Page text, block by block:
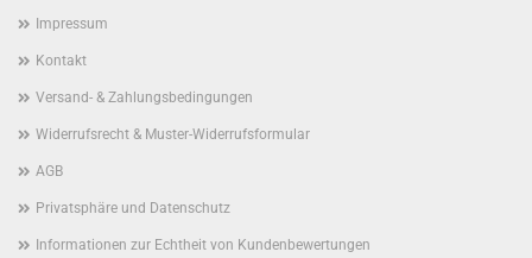
Impressum
Kontakt
Versand- & Zahlungsbedingungen
Widerrufsrecht & Muster-Widerrufsformular
AGB
Privatsphäre und Datenschutz
Informationen zur Echtheit von Kundenbewertungen